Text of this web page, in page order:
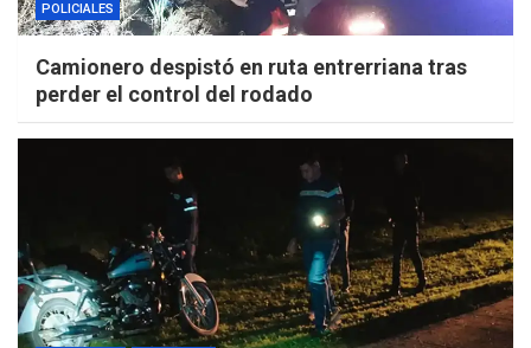
POLICIALES
Camionero despistó en ruta entrerriana tras
perder el control del rodado